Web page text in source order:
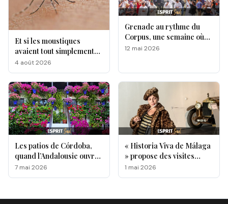
Et si les moustiques
avaient tout simplement
leurs préférés ?
4 août 2026
Grenade au rythme du
Corpus, une semaine où
l’Andalousie révèle toute
12 mai 2026
Les patios de Córdoba,
quand l’Andalousie ouvre
ses portes au monde
7 mai 2026
« Historia Viva de Málaga
» propose des visites
originales de lieux
emblématiques de la ville
1 mai 2026